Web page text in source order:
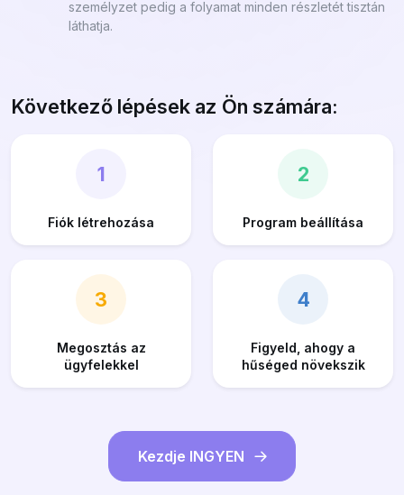
személyzet pedig a folyamat minden részletét tisztán
láthatja.
Következő lépések az Ön számára:
1
Fiók létrehozása
2
Program beállítása
3
Megosztás az
ügyfelekkel
4
Figyeld, ahogy a
hűséged növekszik
Kezdje INGYEN